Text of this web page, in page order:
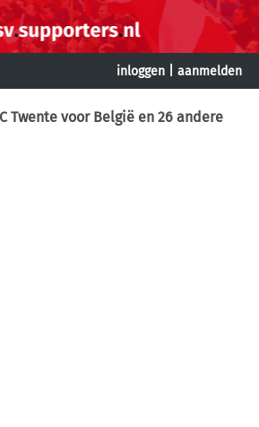
inloggen aanmelden
Twente voor België en 26 andere